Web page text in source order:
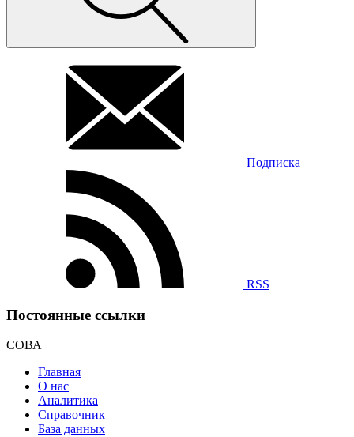
Подписка
RSS
Постоянные ссылки
СОВА
Главная
О нас
Аналитика
Справочник
База данных